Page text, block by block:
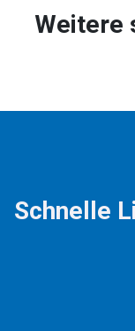
Weitere
Schnelle